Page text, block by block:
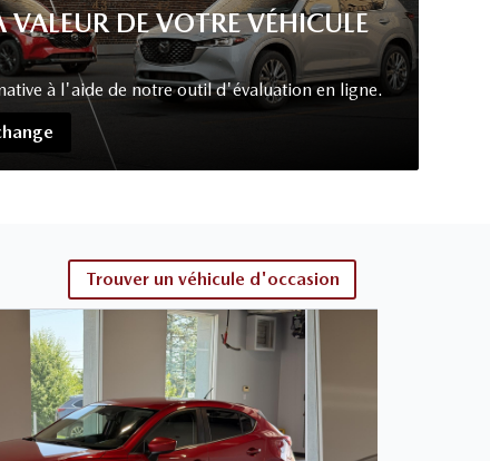
VALEUR DE VOTRE VÉHICULE
à l'aide de notre outil d'évaluation en ligne.
Trouver un véhicule d'occasion